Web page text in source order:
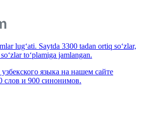
lug‘ati. Saytda 3300 tadan ortiq so‘zlar,
to‘plamiga jamlangan.
языка на нашем сайте
слов и 900 синонимов.